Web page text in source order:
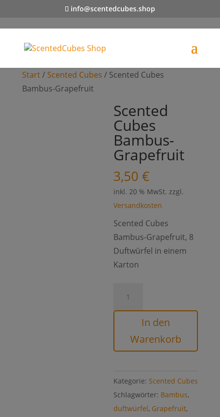
info@scentedcubes.shop
Start/ Scented Cubes / Scented Cubes
Bambus-Grapefruit
Scented
Cubes
Bambus-
Grapefruit
3,50€
inkl. 20 % MwSt. zzgl.
Versandkosten
Scented Cubes
Bambus-Grapefruit, 8
Duftwürfel in einem
Karton
Bambus-
Menge
In den
Warenkorb
Kategorie: Scented Cubes
Schlagwörter: Bambus,
duftwürfel, Grapefruit,